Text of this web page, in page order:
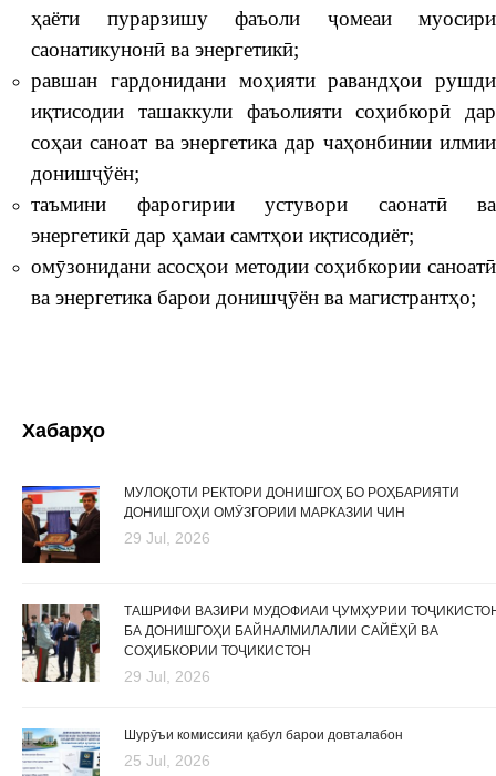
ҳаёти пурарзишу фаъоли ҷомеаи муосири
саонатикунонӣ ва энергетикӣ;
равшан гардонидани моҳияти равандҳои рушди
иқтисодии ташаккули фаъолияти соҳибкорӣ дар
соҳаи саноат ва энергетика дар чаҳонбинии илмии
донишҷўён;
таъмини фарогирии устувори саонатӣ ва
энергетикӣ дар ҳамаи самтҳои иқтисодиёт;
омӯзонидани асосҳои методии соҳибкории саноатӣ
ва энергетика барои донишҷӯён ва магистрантҳо;
Хабарҳо
МУЛОҚОТИ РЕКТОРИ ДОНИШГОҲ БО РОҲБАРИЯТИ
ДОНИШГОҲИ ОМӮЗГОРИИ МАРКАЗИИ ЧИН
29 Jul, 2026
ТАШРИФИ ВАЗИРИ МУДОФИАИ ҶУМҲУРИИ
БА ДОНИШГОҲИ БАЙНАЛМИЛАЛИИ САЙЁҲӢ ВА
СОҲИБКОРИИ ТОҶИКИСТОН
29 Jul, 2026
Шурӯъи комиссияи қабул барои довталабон
25 Jul, 2026